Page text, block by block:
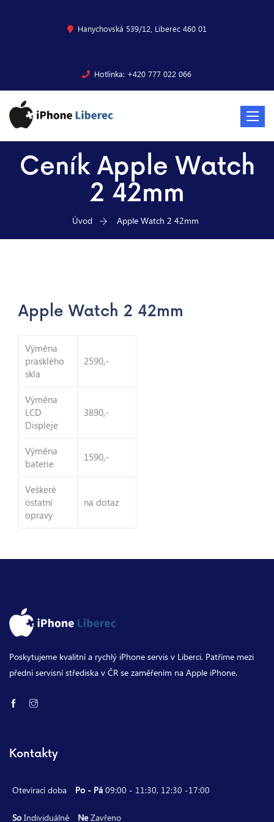
Hanychovská 539/12, Liberec 460 01
Hotlinka: +420 777 022 066
Toggle
Ceník Apple Watch
2 42mm
Úvod Apple Watch 2 42mm
Apple Watch 2 42mm
Výměna
prasklého
skla
2590,-
Výměna
LCD
Displeje
3890,-
Výměna
baterie
1590,-
Veškeré
ostatní
opravy
na dotaz
Poskytujeme kvalitní a rychlý iPhone servis v Liberci. Patříme mezi
přední servisní střediska v ČR se zaměřením na Apple iPhone.
Kontakty
Otevírací doba Po - Pá 09:00 - 11:30, 12:30 -17:00
So Individuálně NeZavřeno